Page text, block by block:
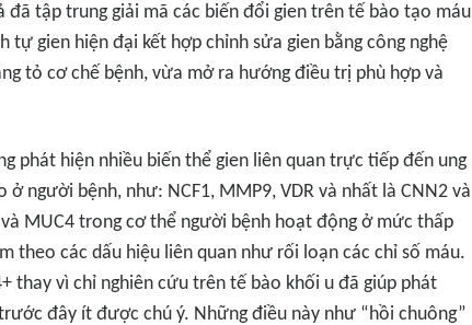
đã tập trung giải mã các biến đổi gien trên tế bào tạo máu
tự gien hiện đại kết hợp chỉnh sửa gien bằng công nghệ
tỏ cơ chế bệnh, vừa mở ra hướng điều trị phù hợp và
phát hiện nhiều biến thể gien liên quan trực tiếp đến ung
người bệnh, như: NCF1, MMP9, VDR và nhất là CNN2 và
MUC4 trong cơ thể người bệnh hoạt động ở mức thấp
theo các dấu hiệu liên quan như rối loạn các chỉ số máu.
thay vì chỉ nghiên cứu trên tế bào khối u đã giúp phát
đây ít được chú ý. Những điều này như “hồi chuông”